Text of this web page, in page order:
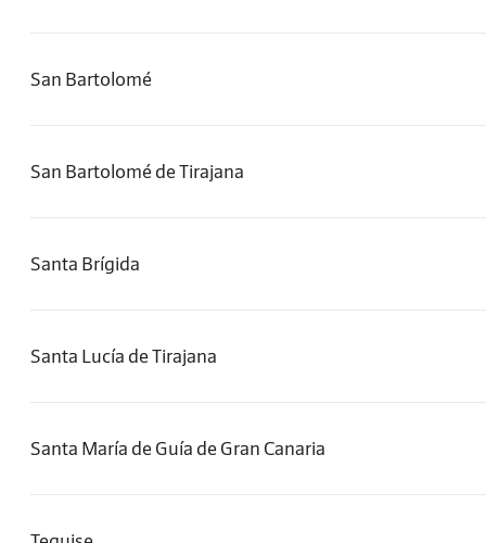
San Bartolomé
San Bartolomé de Tirajana
Santa Brígida
Santa Lucía de Tirajana
Santa María de Guía de Gran Canaria